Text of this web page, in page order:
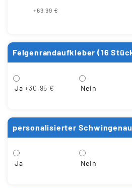
+69,99 €
Felgenrandaufkleber (16
Ja +30,95 € Nein
personalisierter
Ja Nein